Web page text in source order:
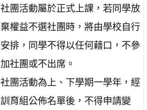
社團活動屬於正式上課，若同學放
棄權益不選社團時，將由學校自行
安排，同學不得以任何藉口，不參
加社團或不出席。
社團活動為上、下學期一學年，經
訓育組公佈名單後，不得申請變